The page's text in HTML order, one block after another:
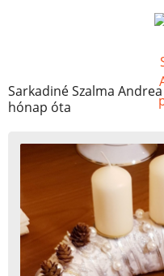
Sarkadiné Szalma Andrea
hónap óta